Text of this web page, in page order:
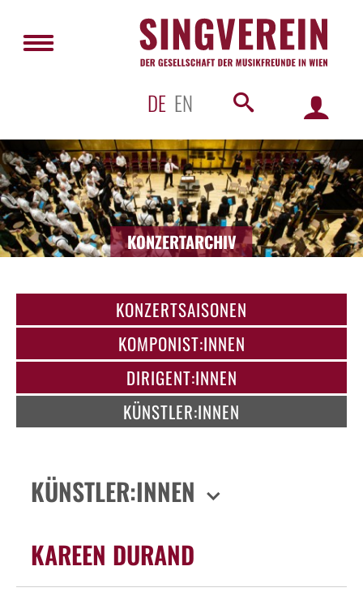
DE EN
KONZERTARCHIV
KONZERTSAISONEN
KOMPONIST:INNEN
DIRIGENT:INNEN
KÜNSTLER:INNEN
KÜNSTLER:INNEN
KAREEN DURAND